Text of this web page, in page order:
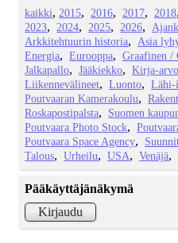
kaikki 2015 2016 2017 2018
2023
2024 2025 2026
Arkkitehtuurin historia
Asia
Energia
Eurooppa Graafinen /
Jalkapallo
Jääkiekko Kirja-
Liikennevälineet
Luonto Lähi-
Poutvaaran Kamerakoulu
Roskapostipalsta
Suomen
Poutvaara Photo Stock
Poutvaara Space Agency
Talous
Urheilu USA Venäjä
Pääkäyttäjänäkymä
Kirjaudu